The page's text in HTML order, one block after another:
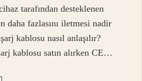
tarafından desteklenen
daha fazlasını iletmesi nadir
kablosu nasıl anlaşılır?
kablosu satın alırken CE…